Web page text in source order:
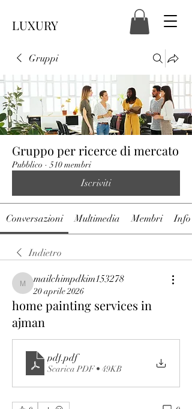
LUXURY
Gruppi
Gruppo per ricerce di mercato
Pubblico · 510 membri
Iscriviti
Conversazioni Multimedia Membri Info
Indietro
mailchimpdkim153278
mailchimpdkim153278
20 aprile 2026
home painting services in
ajman
pdf.pdf
Scarica PDF • 49KB